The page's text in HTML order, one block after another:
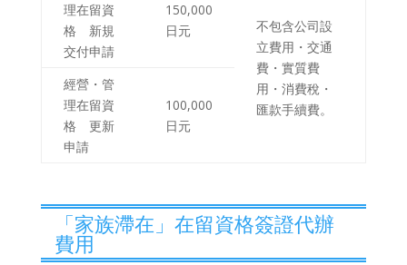
理在留資
格 新規
交付申請
150,000
日元
不包含公司設
立費用・交通
費・實質費
用・消費稅・
匯款手續費。
經營・管
理在留資
格 更新
申請
100,000
日元
「家族滯在」在留資格簽證代辦
費用